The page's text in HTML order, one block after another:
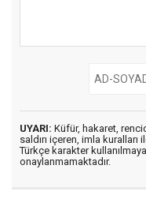
UYARI: Küfür, hakaret,
saldırı içeren, imla kuralları
Türkçe karakter
onaylanmamaktadır.